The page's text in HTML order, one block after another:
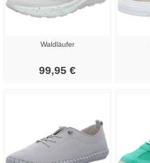
Waldläufer
99,95 €